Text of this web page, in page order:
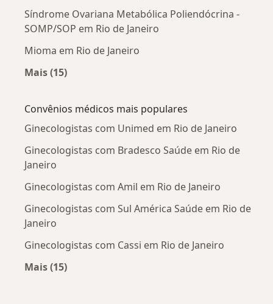
Síndrome Ovariana Metabólica Poliendócrina -
SOMP/SOP em Rio de Janeiro
Mioma em Rio de Janeiro
Mais (15)
Convênios médicos mais populares
Ginecologistas com Unimed em Rio de Janeiro
Ginecologistas com Bradesco Saúde em Rio de
Janeiro
Ginecologistas com Amil em Rio de Janeiro
Ginecologistas com Sul América Saúde em Rio de
Janeiro
Ginecologistas com Cassi em Rio de Janeiro
Mais (15)